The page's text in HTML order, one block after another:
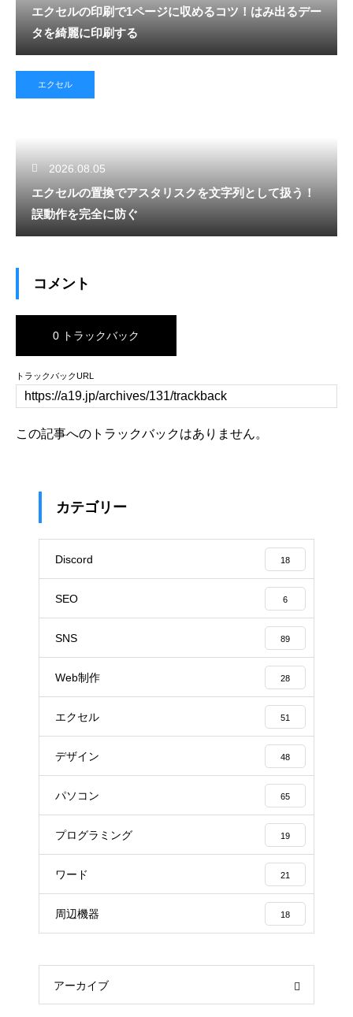
エクセルの印刷で1ページに収めるコツ！はみ出るデー
タを綺麗に印刷する
エクセル
2026.08.05
エクセルの置換でアスタリスクを文字列として扱う！
誤動作を完全に防ぐ
コメント
0 トラックバック
トラックバックURL
この記事へのトラックバックはありません。
カテゴリー
Discord 18
SEO 6
SNS 89
Web制作 28
エクセル 51
デザイン 48
パソコン 65
プログラミング 19
ワード 21
周辺機器 18
アーカイブ